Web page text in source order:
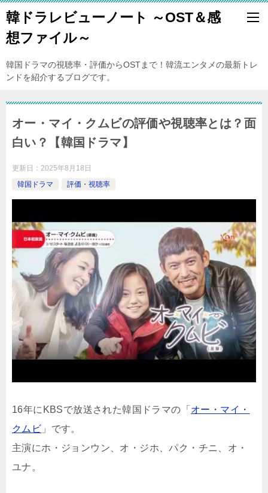
韓ドラレビューノート ～OST＆感
想ファイル～
韓国ドラマの視聴率・評価からOSTまで！韓流エンタメの最新トレ
ンドを紹介するブログです。
オー・マイ・クムビの評価や視聴率とは？面
白い？【韓国ドラマ】
更新日： 2025年8月18日
韓国ドラマ
評価・視聴率
16年にKBSで放送された韓国ドラマの「 オー・マイ・
クムビ 」です。
主演にホ・ジョンウン、オ・ジホ、パク・チニ、オ・
ユナ。